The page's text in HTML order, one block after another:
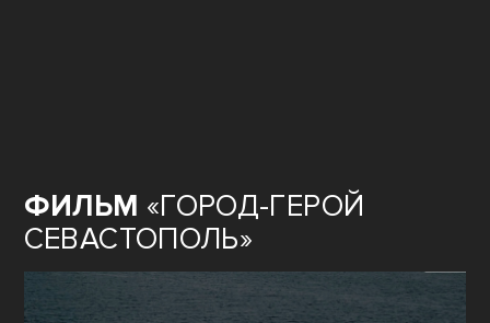
ФИЛЬМ «ГОРОД-ГЕРОЙ
СЕВАСТОПОЛЬ»